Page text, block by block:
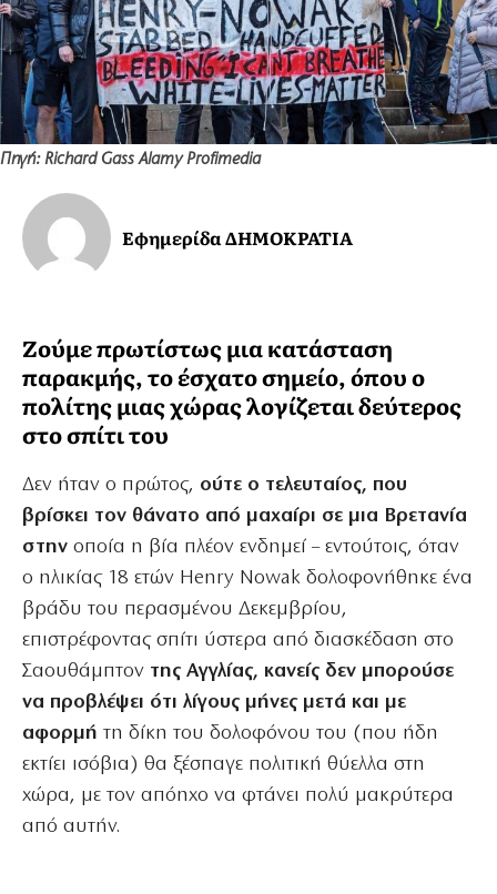
Πηγή: Richard Gass Alamy Profimedia
Εφημερίδα ΔΗΜΟΚΡΑΤΙΑ
Ζούμε πρωτίστως μια κατάσταση
παρακμής, το έσχατο σημείο, όπου ο
πολίτης μιας χώρας λογίζεται δεύτερος
στο σπίτι του
Δεν ήταν ο πρώτος, ούτε ο τελευταίος, που
βρίσκει τον θάνατο από μαχαίρι σε μια Βρετανία
στην οποία η βία πλέον ενδημεί – εντούτοις, όταν
ο ηλικίας 18 ετών Henry Nowak δολοφονήθηκε ένα
βράδυ του περασμένου Δεκεμβρίου,
επιστρέφοντας σπίτι ύστερα από διασκέδαση στο
Σαουθάμπτον της Αγγλίας, κανείς δεν μπορούσε
να προβλέψει ότι λίγους μήνες μετά και με
αφορμή τη δίκη του δολοφόνου του (που ήδη
εκτίει ισόβια) θα ξέσπαγε πολιτική θύελλα στη
χώρα, με τον απόηχο να φτάνει πολύ μακρύτερα
από αυτήν.